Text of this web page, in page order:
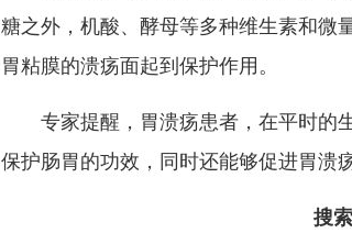
糖之外，机酸、酵母等多种维生素和微
胃粘膜的溃疡面起到保护作用。
专家提醒，胃溃疡患者，在平时的
保护肠胃的功效，同时还能够促进胃溃
搜